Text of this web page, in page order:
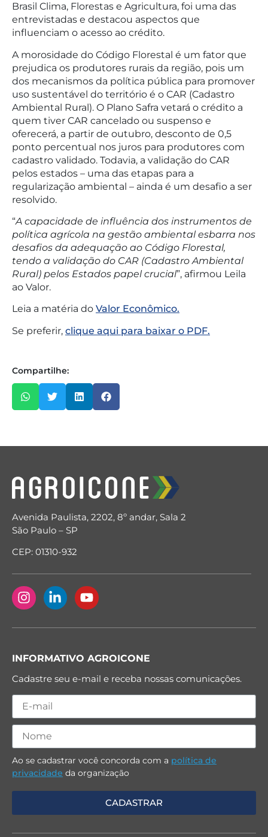
Brasil Clima, Florestas e Agricultura, foi uma das
entrevistadas e destacou aspectos que
influenciam o acesso ao crédito.
A morosidade do Código Florestal é um fator que
prejudica os produtores rurais da região, pois um
dos mecanismos da política pública para promover
uso sustentável do território é o CAR (Cadastro
Ambiental Rural). O Plano Safra vetará o crédito a
quem tiver CAR cancelado ou suspenso e
oferecerá, a partir de outubro, desconto de 0,5
ponto percentual nos juros para produtores com
cadastro validado. Todavia, a validação do CAR
pelos estados – uma das etapas para a
regularização ambiental – ainda é um desafio a ser
resolvido.
“A capacidade de influência dos instrumentos de
política agrícola na gestão ambiental esbarra nos
desafios da adequação ao Código Florestal,
tendo a validação do CAR (Cadastro Ambiental
Rural) pelos Estados papel crucial”, afirmou Leila
ao Valor.
Leia a matéria do Valor Econômico.
Se preferir, clique aqui para baixar o PDF.
Compartilhe:
Avenida Paulista, 2202, 8º andar, Sala 2
São Paulo – SP
CEP: 01310-932
INFORMATIVO AGROICONE
Cadastre seu e-mail e receba nossas comunicações.
Ao se cadastrar você concorda com a política de
privacidade da organização